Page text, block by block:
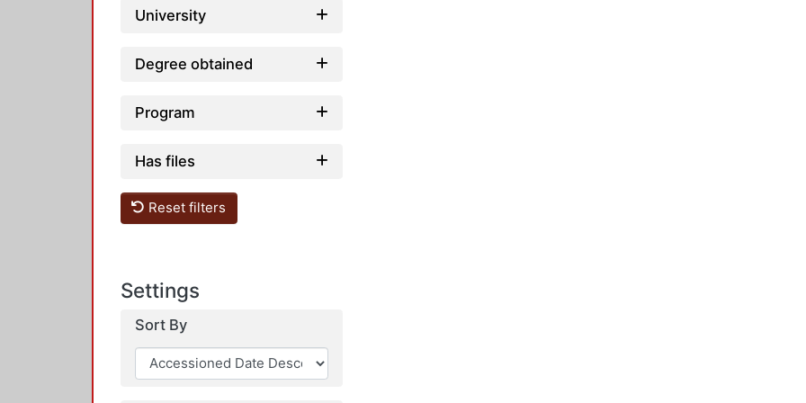
University
Degree obtained
Program
Has files
Reset filters
Settings
Sort By